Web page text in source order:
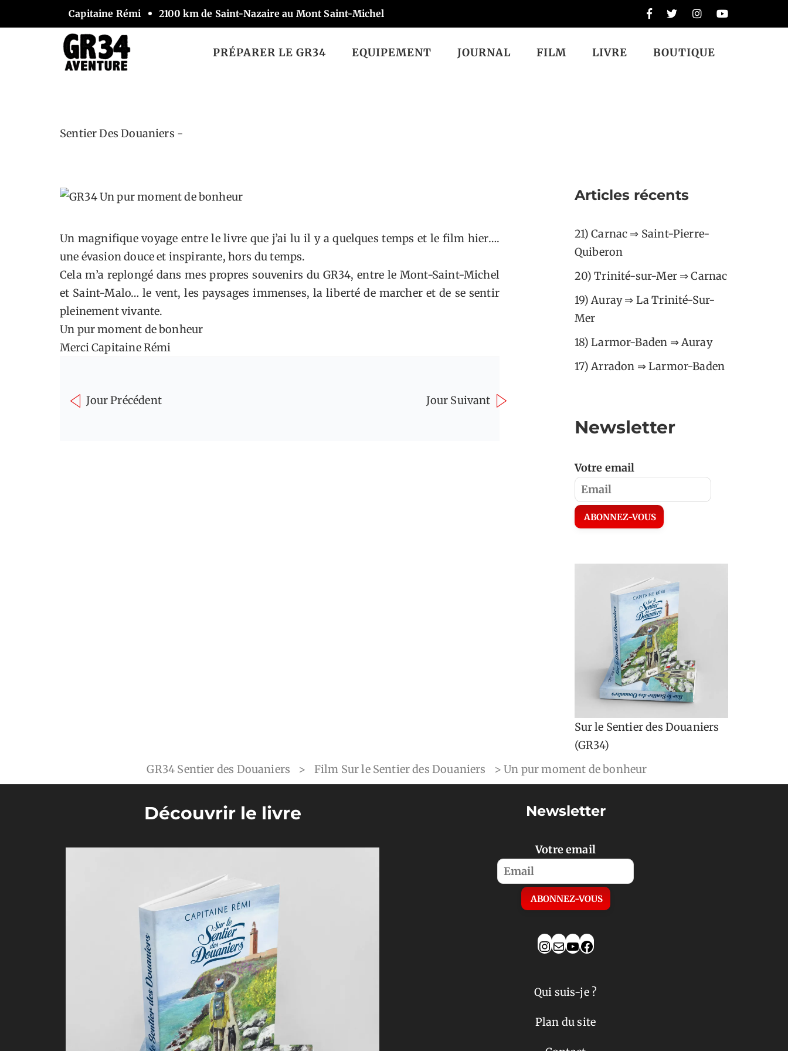
Capitaine Rémi 2100 km de Saint-Nazaire au Mont Saint-Michel
PRÉPARER LE GR34 EQUIPEMENT JOURNAL FILM LIVRE BOUTIQUE
Sentier Des Douaniers -
Un magnifique voyage entre le livre que j’ai lu il y a quelques temps et le film hier….
une évasion douce et inspirante, hors du temps.
Cela m’a replongé dans mes propres souvenirs du GR34, entre le Mont-Saint-Michel
et Saint-Malo… le vent, les paysages immenses, la liberté de marcher et de se sentir
pleinement vivante.
Un pur moment de bonheur
MerciCapitaine Rémi
Jour Précédent Jour Suivant
Articles récents
21) Carnac ⇒ Saint-Pierre-
Quiberon
20) Trinité-sur-Mer ⇒ Carnac
19) Auray ⇒ La Trinité-Sur-
Mer
18) Larmor-Baden ⇒ Auray
17) Arradon ⇒ Larmor-Baden
Newsletter
Votre email
Sur le Sentier des Douaniers
(GR34)
GR34 Sentier des Douaniers
> Film Sur le Sentier des Douaniers >Un pur moment de bonheur
Découvrir le livre Newsletter
Votre email
Qui suis-je ?
Plan du site